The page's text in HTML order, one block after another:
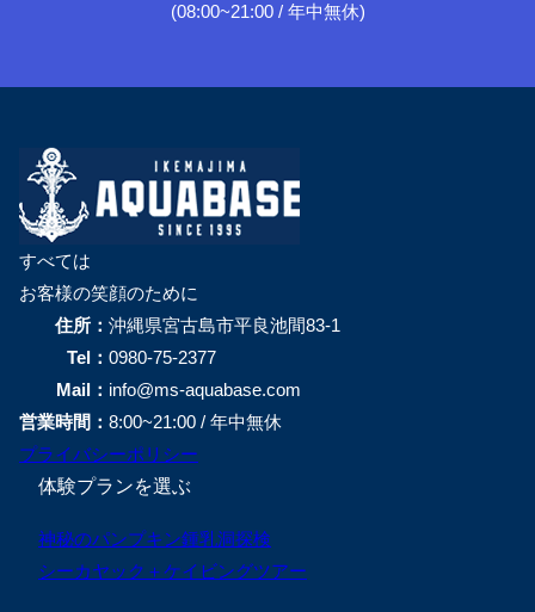
(08:00~21:00 / 年中無休)
すべては
お客様の笑顔のために
住所： 沖縄県宮古島市平良池間83-1
Tel： 0980-75-2377
Mail： info@ms-aquabase.com
営業時間： 8:00~21:00 / 年中無休
プライバシーポリシー
体験プランを選ぶ
神秘のパンプキン鍾乳洞探検
シーカヤック＋ケイビングツアー